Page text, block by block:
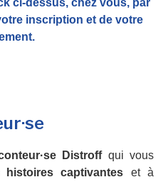
ci-dessus, chez vous, par
inscription et de votre
Distroffqui vous
histoires captivantes et à